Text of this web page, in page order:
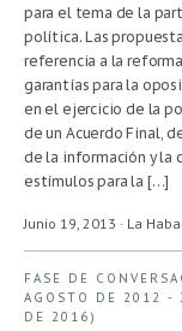
para el tema de la
política. Las
referencia a la
garantías para la
en el ejercicio de la
de un Acuerdo Final,
de la información y la
estímulos para la […]
Junio 19, 2013 · La
FASE DE
AGOSTO DE 2012 -
DE 2016)